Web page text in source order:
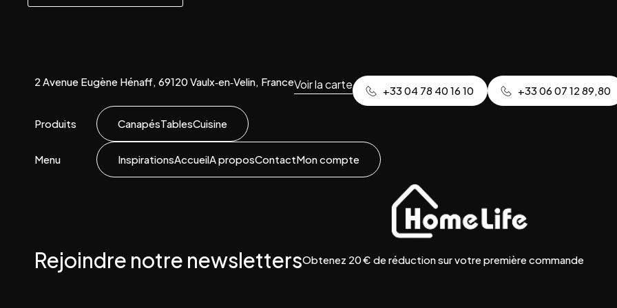
2 Avenue Eugène Hénaff, 69120 Vaulx‑en‑Velin, FranceVoir la carte +33 04 78 40 16 10 +33 06 07 12 89,80
Produits CanapésTablesCuisine
Menu InspirationsAccueilA proposContactMon compte
Rejoindre notre newslettersObtenez 20 € de réduction sur votre première commande